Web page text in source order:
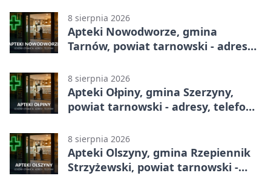
8 sierpnia 2026
Apteki Nowodworze, gmina
Tarnów, powiat tarnowski - adresy,
8 sierpnia 2026
Apteki Ołpiny, gmina Szerzyny,
powiat tarnowski - adresy, telefony,
8 sierpnia 2026
Apteki Olszyny, gmina Rzepiennik
Strzyżewski, powiat tarnowski -